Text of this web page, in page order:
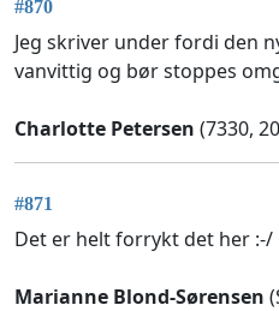
#870
Jeg skriver under fordi den
vanvittig og bør stoppes
Charlotte Petersen (7330,
#871
Det er helt forrykt det her :-/
Marianne Blond-Sørensen